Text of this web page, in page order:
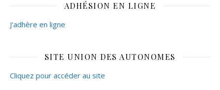
ADHÉSION EN LIGNE
J'adhère en ligne
SITE UNION DES AUTONOMES
Cliquez pour accéder au site